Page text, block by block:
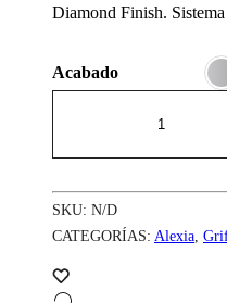
Diamond Finish.
Acabado
de
3
cantidad
SKU: N/D
CATEGORÍAS: Alexia,